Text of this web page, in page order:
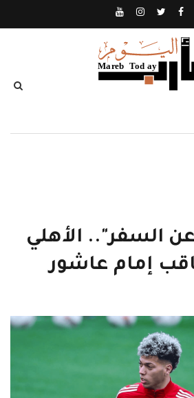
السفر".. الأهلي
إمام عاشور